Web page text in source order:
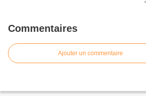
Commentaires
Ajouter un commentaire